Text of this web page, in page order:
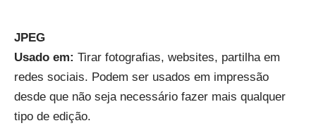
JPEG
Usado em: Tirar fotografias, websites, partilha em
redes sociais. Podem ser usados em impressão
desde que não seja necessário fazer mais qualquer
tipo de edição.